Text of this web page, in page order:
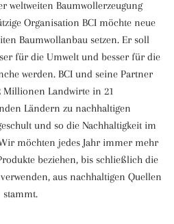
weltweiten Baumwollerzeugung
Organisation BCI möchte neue
Baumwollanbau setzen. Er soll
für die Umwelt und besser für die
werden. BCI und seine Partner
Millionen Landwirte in 21
Ländern zu nachhaltigen
und so die Nachhaltigkeit im
möchten jedes Jahr immer mehr
beziehen, bis schließlich die
aus nachhaltigen Quellen
stammt.